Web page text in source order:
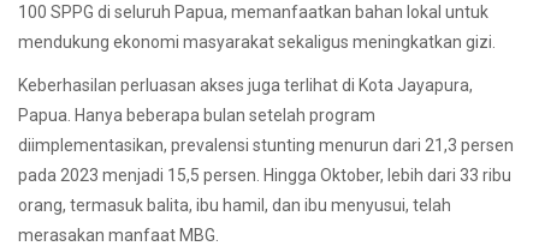
100 SPPG di seluruh Papua, memanfaatkan bahan lokal untuk
mendukung ekonomi masyarakat sekaligus meningkatkan gizi.
Keberhasilan perluasan akses juga terlihat di Kota Jayapura,
Papua. Hanya beberapa bulan setelah program
diimplementasikan, prevalensi stunting menurun dari 21,3 persen
pada 2023 menjadi 15,5 persen. Hingga Oktober, lebih dari 33 ribu
orang, termasuk balita, ibu hamil, dan ibu menyusui, telah
merasakan manfaat MBG.